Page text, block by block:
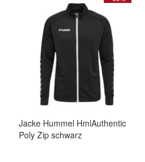
Jacke Hummel HmlAuthentic
Poly Zip schwarz